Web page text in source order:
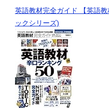
英語教材完全ガイド 【英語
ックシリーズ)